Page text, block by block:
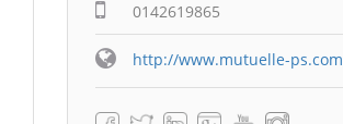
0142619865
http://www.mutuelle-ps.com